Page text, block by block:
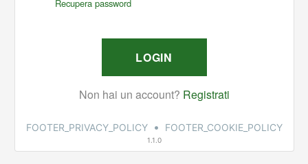
FOOTER_PRIVACY_POLICY • FOOTER_COOKIE_POLICY
1.1.0